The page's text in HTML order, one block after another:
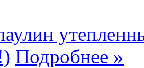
Подробнее »